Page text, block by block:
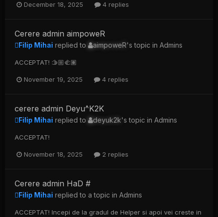
December 18, 2025 4 replies
Cerere admin aimpoweR
Filip Mihai replied to aimpoweR's topic in Admins
ACCEPTAT! 🫱🏼‍🫲🏽
November 19, 2025 4 replies
cerere admin Deyu^K2K
Filip Mihai replied to deyuk2k's topic in Admins
ACCEPTAT!
November 18, 2025 2 replies
Cerere admin HaD #
Filip Mihai replied to a topic in Admins
ACCEPTAT! Incepi de la gradul de Helper si apoi vei creste in